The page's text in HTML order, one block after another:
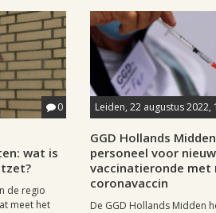
0
wat is
de regio
meet het
Leiden, 22 augustus 2022,
GGD Hollands
personeel voor
vaccinatieronde met
coronavaccin
De GGD Hollands Midden